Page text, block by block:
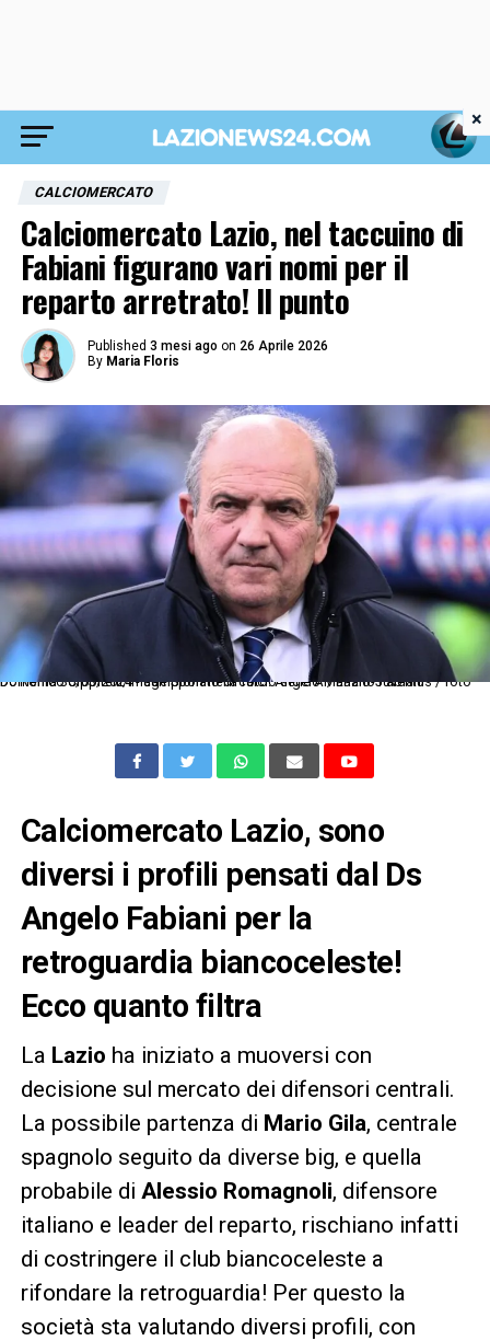
CALCIOMERCATO
Calciomercato Lazio, nel taccuino di
Fabiani figurano vari nomi per il
reparto arretrato! Il punto
Published 3 mesi ago on 26 Aprile 2026
By Maria Floris
Dc Roma 30/03/2024 - campionato di calcio serie A / Lazio-Juventus / foto Domenico Cippitelli/Image Sport nella foto: Angelo Mariano Fabiani
Calciomercato Lazio, sono
diversi i profili pensati dal Ds
Angelo Fabiani per la
retroguardia biancoceleste!
Ecco quanto filtra
La Lazio ha iniziato a muoversi con
decisione sul mercato dei difensori centrali.
La possibile partenza di Mario Gila, centrale
spagnolo seguito da diverse big, e quella
probabile di Alessio Romagnoli, difensore
italiano e leader del reparto, rischiano infatti
di costringere il club biancoceleste a
rifondare la retroguardia! Per questo la
società sta valutando diversi profili, con
×